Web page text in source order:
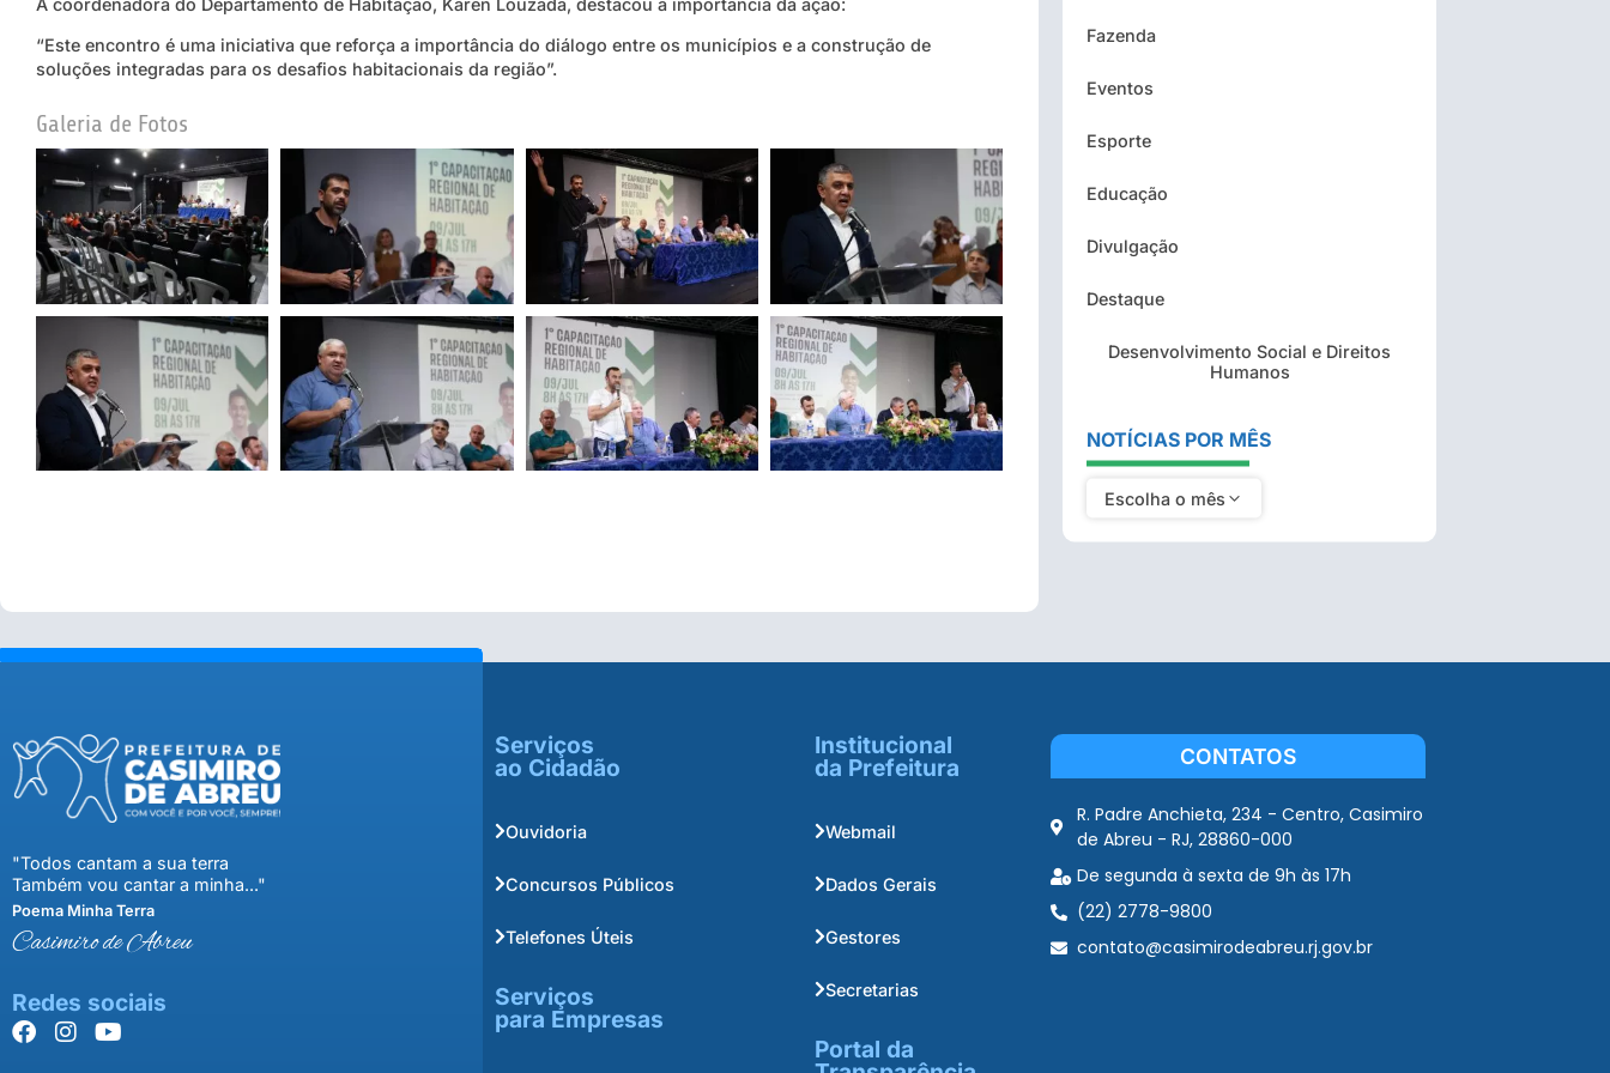
A coordenadora do Departamento de Habitação, Karen Louzada, destacou a importância da ação:
“Este encontro é uma iniciativa que reforça a importância do diálogo entre os municípios e a construção de
soluções integradas para os desafios habitacionais da região”.
Galeria de Fotos
Fazenda
Eventos
Esporte
Educação
Divulgação
Destaque
Desenvolvimento Social e Direitos
Humanos
NOTÍCIAS POR MÊS
Escolha o mês
"Todos cantam a sua terra
Também vou cantar a minha..."
Poema Minha Terra
Casimiro de Abreu
Redes sociais
Serviços
ao Cidadão
Ouvidoria
Concursos Públicos
Telefones Úteis
Serviços
para Empresas
Institucional
da Prefeitura
Webmail
Dados Gerais
Gestores
Secretarias
Portal da
CONTATOS
R. Padre Anchieta, 234 - Centro, Casimiro
de Abreu - RJ, 28860-000
De segunda à sexta de 9h às 17h
(22) 2778-9800
contato@casimirodeabreu.rj.gov.br